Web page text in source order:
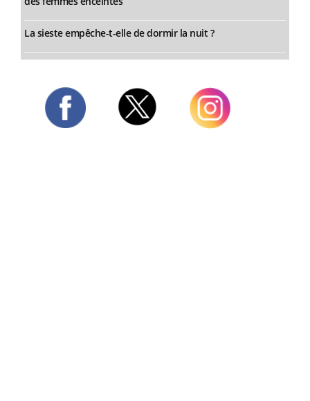
La sieste empêche-t-elle de dormir la nuit ?